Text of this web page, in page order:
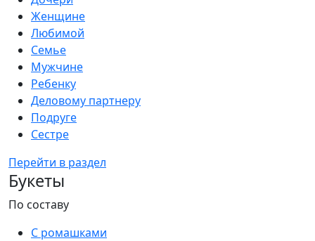
Женщине
Любимой
Семье
Мужчине
Ребенку
Деловому партнеру
Подруге
Сестре
Перейти в раздел
Букеты
По составу
С ромашками